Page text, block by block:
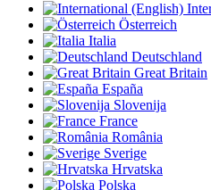
Österreich
Italia
Deutschland
Great Britain
España
Slovenija
France
România
Sverige
Hrvatska
Polska